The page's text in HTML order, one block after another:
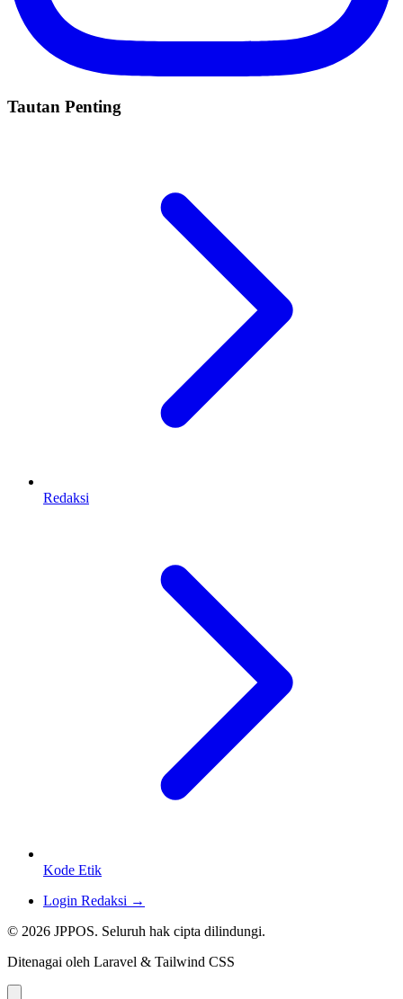
Tautan Penting
Redaksi
Kode Etik
Login Redaksi →
© 2026 JPPOS. Seluruh hak cipta dilindungi.
Ditenagai oleh Laravel & Tailwind CSS